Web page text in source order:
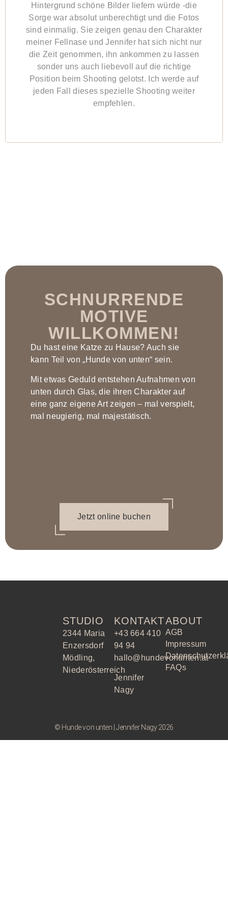
Hintergrund schöne Bilder liefern würde -die
Sorge war absolut unberechtigt und die Fotos
sind einmalig. Sie zeigen genau den Charakter
meiner Fellnase und Jennifer hat sich nicht nur
die Zeit genommen, ihn ankommen zu lassen
sonder uns auch liebevoll auf die richtige
Position beim Shooting gelotst. Ich werde auf
jeden Fall dieses spezielle Shooting weiter
empfehlen.
SCHNURRENDE
MOTIVE
WILLKOMMEN!
Du hast eine Katze zu Hause? Auch sie
kann Teil von „Hunde von unten“ sein.
Mit etwas Geduld entstehen Aufnahmen von
unten durch Glas, die ihren Charakter auf
eine ganz eigene Art zeigen – mal verspielt,
mal neugierig, mal majestätisch.
Jetzt online buchen
STUDIO
2344 Maria
Enzersdorf
Mödling,
Niederösterreich
KONTAKT
+43 664 410
94 94
hallo@hundevonunten.at
Jennifer
Nagy
ABOUT
AGB
Impressum
FAQs
© Hunde von unten | Jennifer Nagy 2026